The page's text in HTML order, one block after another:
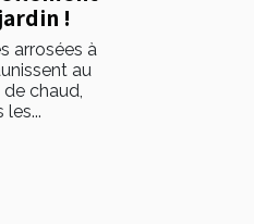
!
arrosées à
au
chaud,
les...